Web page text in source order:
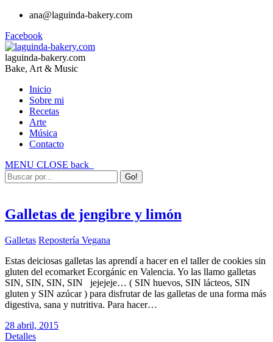
ana@laguinda-bakery.com
Facebook
laguinda-bakery.com
Bake, Art & Music
Inicio
Sobre mi
Recetas
Arte
Música
Contacto
MENU CLOSE back
Galletas de jengibre y limón
Galletas Repostería Vegana
Estas deiciosas galletas las aprendí a hacer en el taller de cookies sin
gluten del ecomarket Ecorgánic en Valencia. Yo las llamo galletas
SIN, SIN, SIN, SIN jejejeje… ( SIN huevos, SIN lácteos, SIN
gluten y SIN azúcar ) para disfrutar de las galletas de una forma más
digestiva, sana y nutritiva. Para hacer…
28 abril, 2015
Detalles